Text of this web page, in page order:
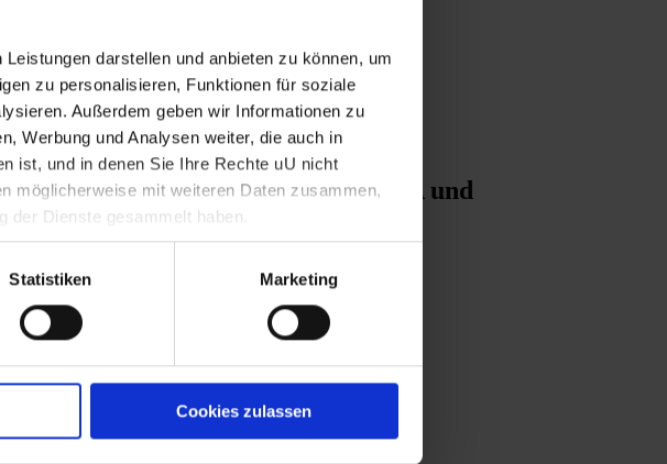
darstellen und anbieten zu können, um
zu personalisieren, Funktionen für soziale
Außerdem geben wir Informationen zu
Werbung und Analysen weiter, die auch in
ist, und in denen Sie Ihre Rechte uU nicht
möglicherweise mit weiteren Daten zusammen,
der Dienste gesammelt haben.
Statistiken Marketing
Cookies zulassen
12.): Kriegserklärungen der USA und